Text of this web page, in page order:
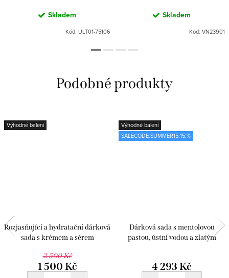
Skladem
Kód: ULT01-75106
Skladem
Kód: VN23901
Výhodné balení
Rozjasňující a hydratační dárková
sada s krémem a sérem
2 500 Kč
1 500 Kč
Výhodné balení
SALECODE:SUMMER15:15:%
Dárková sada s mentolovou
pastou, ústní vodou a zlatým
4 293 Kč